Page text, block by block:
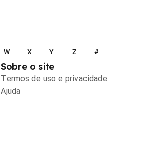
W X Y Z #
Sobre o site
Termos de uso e privacidade
Ajuda